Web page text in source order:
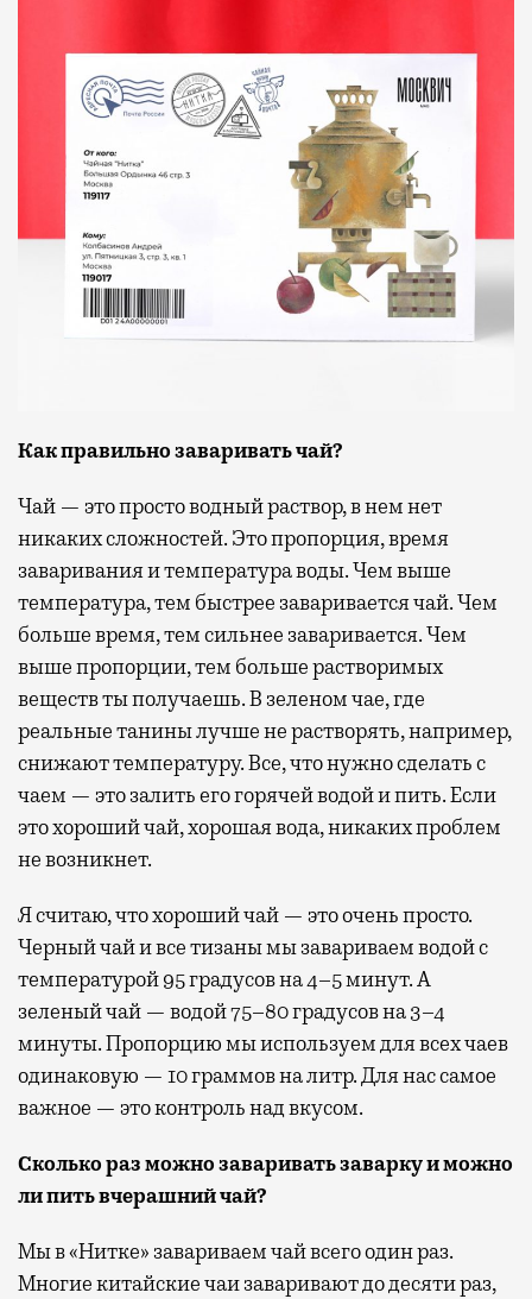
Как правильно заваривать чай?
Чай — это просто водный раствор, в нем нет
никаких сложностей. Это пропорция, время
заваривания и температура воды. Чем выше
температура, тем быстрее заваривается чай. Чем
больше время, тем сильнее заваривается. Чем
выше пропорции, тем больше растворимых
веществ ты получаешь. В зеленом чае, где
реальные танины лучше не растворять, например,
снижают температуру. Все, что нужно сделать с
чаем — это залить его горячей водой и пить. Если
это хороший чай, хорошая вода, никаких проблем
не возникнет.
Я считаю, что хороший чай — это очень просто.
Черный чай и все тизаны мы завариваем водой с
температурой 95 градусов на 4–5 минут. А
зеленый чай — водой 75–80 градусов на 3–4
минуты. Пропорцию мы используем для всех чаев
одинаковую — 10 граммов на литр. Для нас самое
важное — это контроль над вкусом.
Сколько раз можно заваривать заварку и можно
ли пить вчерашний чай?
Мы в «Нитке» завариваем чай всего один раз.
Многие китайские чаи заваривают до десяти раз,